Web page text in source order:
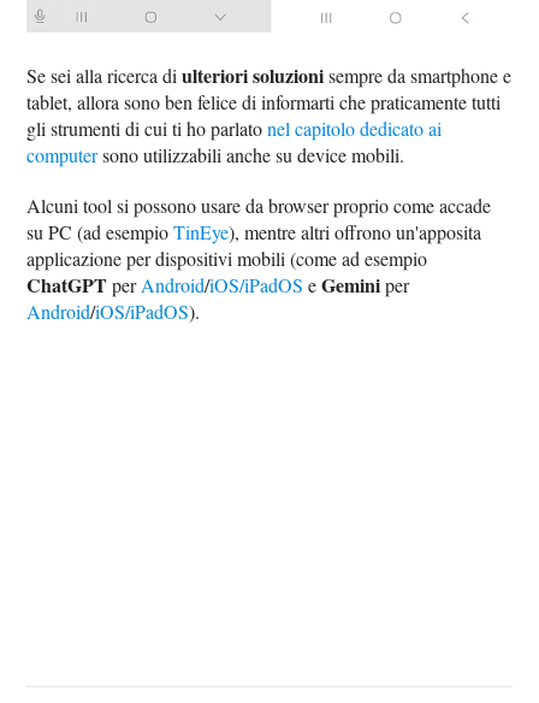
Se sei alla ricerca diulteriori soluzionisempre da smartphone e
tablet, allora sono ben felice di informarti che praticamente tutti
gli strumenti di cui ti ho parlatonel capitolo dedicato ai
computersono utilizzabili anche su device mobili.
Alcuni tool si possono usare da browser proprio come accade
su PC (ad esempioTinEye), mentre altri offrono un'apposita
applicazione per dispositivi mobili (come ad esempio
ChatGPTperAndroid/iOS/iPadOS eGeminiper
Android/iOS/iPadOS).